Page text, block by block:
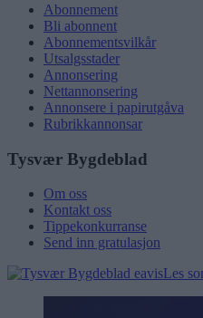
Abonnement
Bli abonnent
Abonnementsvilkår
Utsalgsstader
Annonsering
Nettannonsering
Annonsere i papirutgåva
Rubrikkannonsar
Tysvær Bygdeblad
Om oss
Kontakt oss
Tippekonkurranse
Send inn gratulasjon
Les